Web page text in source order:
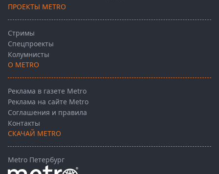
ПРОЕКТЫ METRO
Стримы
Спецпроекты
Колумнисты
О METRO
Реклама в газете Metro
Реклама на сайте Metro
Соглашения и правила
Контакты
СКАЧАЙ METRO
Metro Петербург